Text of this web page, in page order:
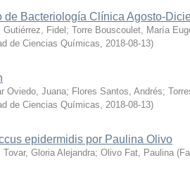
de Bacteriología Clínica Agosto-
Gutiérrez, Fidel ; Torre Bouscoulet, María
de Ciencias Químicas, 2018-08-13)
Oviedo, Juana; Flores Santos, Andrés;
de Ciencias Químicas, 2018-08-13)
epidermidis por Paulina Olivo
Tovar, Gloria Alejandra; Olivo Fat, Paulina (